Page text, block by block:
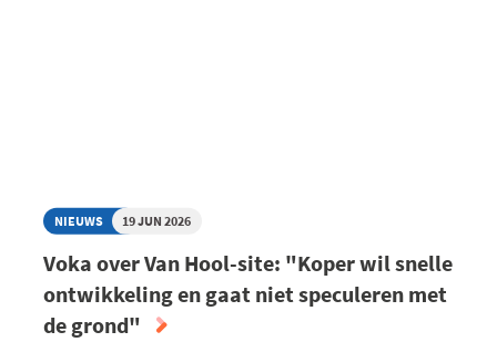
NIEUWS 19 JUN 2026
Voka over Van Hool-site: "Koper wil snelle
ontwikkeling en gaat niet speculeren met
de grond"